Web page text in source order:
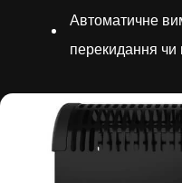
Автоматичне
перекидання чи